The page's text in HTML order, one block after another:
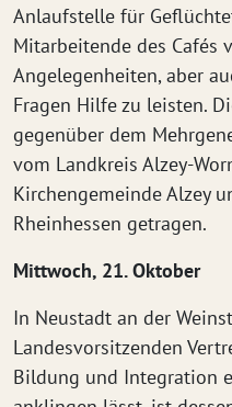
Anlaufstelle für
Mitarbeitende des Cafés
Angelegenheiten, aber
Fragen Hilfe zu leisten.
gegenüber dem
vom Landkreis Alzey-
Kirchengemeinde Alzey
Rheinhessen getragen.
Mittwoch, 21. Oktober
In Neustadt an der
Landesvorsitzenden
Bildung und Integration